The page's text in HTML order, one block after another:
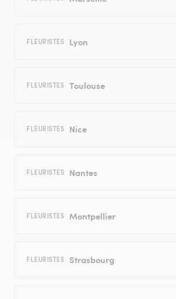
FLEURISTES Lyon
FLEURISTES Toulouse
FLEURISTES Nice
FLEURISTES Nantes
FLEURISTES Montpellier
FLEURISTES Strasbourg